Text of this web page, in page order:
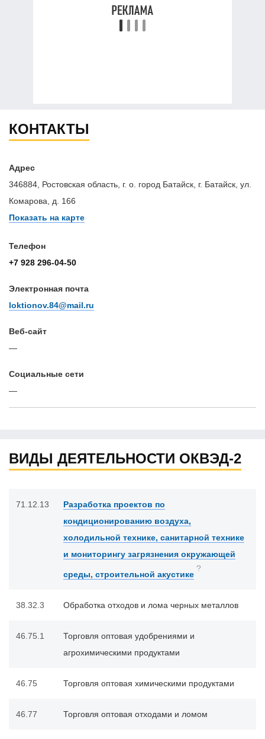
КОНТАКТЫ
Адрес
346884, Ростовская область, г. о. город Батайск, г. Батайск, ул.
Комарова, д. 166
Показать на карте
Телефон
+7 928 296-04-50
Электронная почта
loktionov.84@mail.ru
Веб-сайт
—
Cоциальные сети
—
ВИДЫ ДЕЯТЕЛЬНОСТИ ОКВЭД-2
71.12.13
Разработка проектов по
кондиционированию воздуха,
холодильной технике, санитарной технике
и мониторингу загрязнения окружающей
среды, строительной акустике
?
38.32.3 Обработка отходов и лома черных металлов
46.75.1
Торговля оптовая удобрениями и
агрохимическими продуктами
46.75 Торговля оптовая химическими продуктами
46.77 Торговля оптовая отходами и ломом